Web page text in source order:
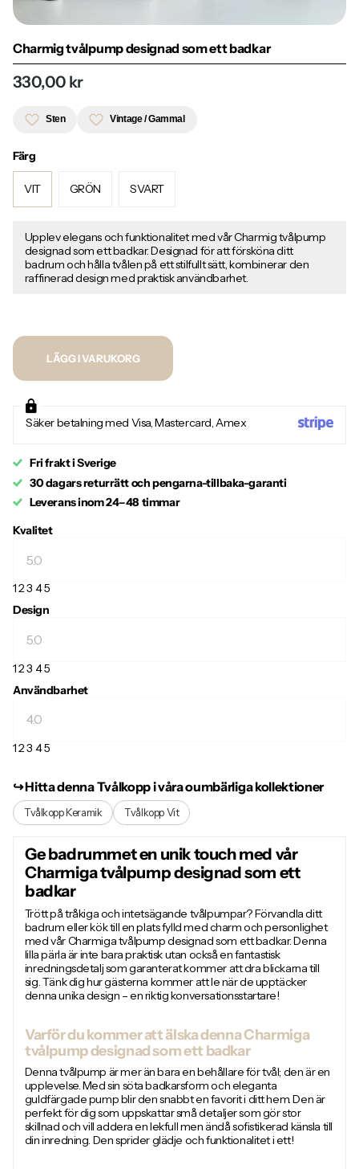
Charmig tvålpump designad som ett badkar
330,00 kr
Sten Vintage / Gammal
Färg
VIT GRÖN SVART
Upplev elegans och funktionalitet med vår Charmig tvålpump
designad som ett badkar. Designad för att försköna ditt
badrum och hålla tvålen på ett stilfullt sätt, kombinerar den
raffinerad design med praktisk användbarhet.
LÄGG I VARUKORG
Säker betalning med Visa, Mastercard, Amex
Fri frakt i Sverige
30 dagars returrätt och pengarna-tillbaka-garanti
Leverans inom 24–48 timmar
Kvalitet
123 45
Design
123 45
Användbarhet
123 45
↪︎ Hitta denna Tvålkopp i våra oumbärliga kollektioner
Tvålkopp Keramik Tvålkopp Vit
Ge badrummet en unik touch med vår
Charmiga tvålpump designad som ett
badkar
Trött på tråkiga och intetsägande tvålpumpar? Förvandla ditt
badrum eller kök till en plats fylld med charm och personlighet
med vår Charmiga tvålpump designad som ett badkar. Denna
lilla pärla är inte bara praktisk utan också en fantastisk
inredningsdetalj som garanterat kommer att dra blickarna till
sig. Tänk dig hur gästerna kommer att le när de upptäcker
denna unika design – en riktig konversationsstartare!
Varför du kommer att älska denna Charmiga
tvålpump designad som ett badkar
Denna tvålpump är mer än bara en behållare för tvål; den är en
upplevelse. Med sin söta badkarsform och eleganta
guldfärgade pump blir den snabbt en favorit i ditt hem. Den är
perfekt för dig som uppskattar små detaljer som gör stor
skillnad och vill addera en lekfull men ändå sofistikerad känsla till
din inredning. Den sprider glädje och funktionalitet i ett!